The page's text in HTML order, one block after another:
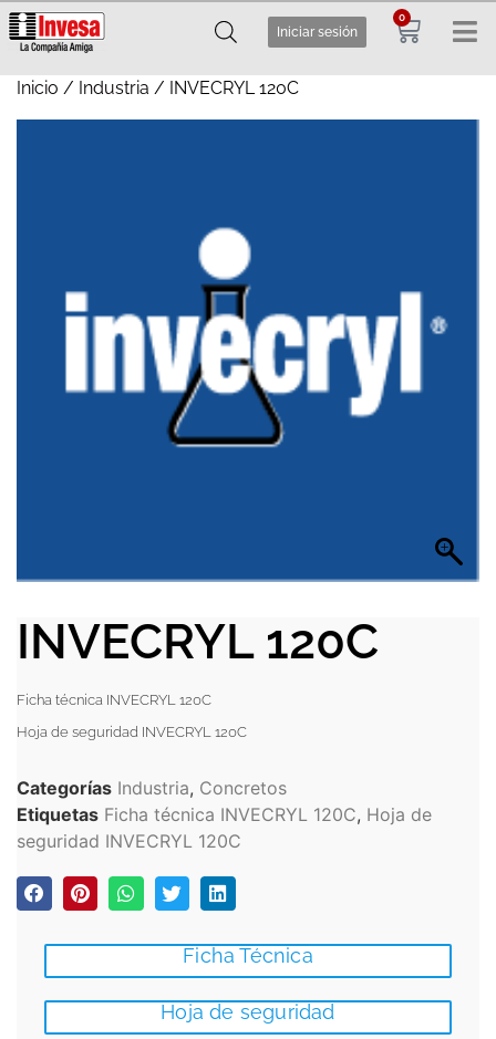
Iniciar sesión
0
Inicio / Industria / INVECRYL 120C
INVECRYL 120C
Ficha técnica INVECRYL 120C
Hoja de seguridad INVECRYL 120C
Categorías Industria, Concretos
Etiquetas Ficha técnica INVECRYL 120C, Hoja de
seguridad INVECRYL 120C
Ficha Técnica
Hoja de seguridad